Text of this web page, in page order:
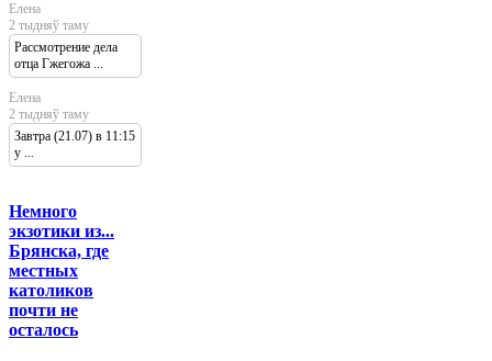
Елена
2 тыдняў таму
Рассмотрение дела
отца Гжегожа ...
Елена
2 тыдняў таму
Завтра (21.07) в 11:15
у ...
Немного
экзотики из...
Брянска, где
местных
католиков
почти не
осталось